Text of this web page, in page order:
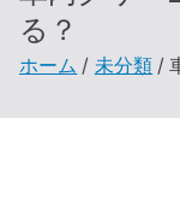
る？
ホーム 未分類